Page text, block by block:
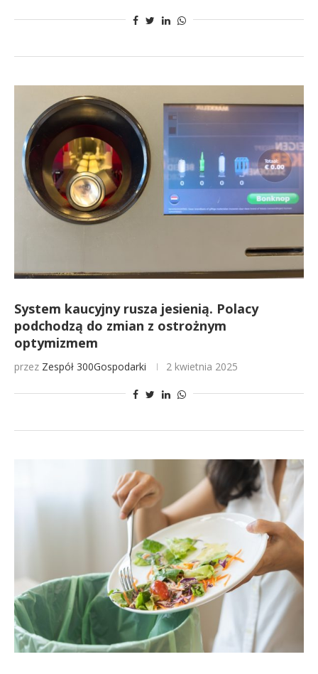
System kaucyjny rusza jesienią. Polacy
podchodzą do zmian z ostrożnym
optymizmem
przez Zespół 300Gospodarki 2 kwietnia 2025